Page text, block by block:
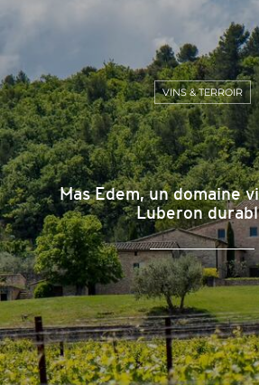
Mas Edem, un domaine
Luberon
VINS & TERROIR